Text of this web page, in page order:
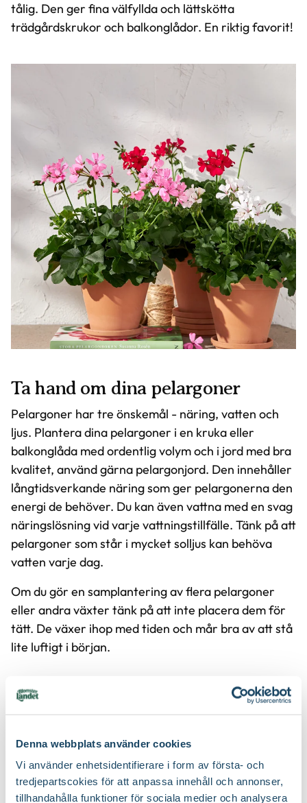
Denna webbplats använder cookies
Vi använder enhetsidentifierare i form av första- och
tredjepartscokies för att anpassa innehåll och annonser,
tillhandahålla funktioner för sociala medier och analysera
tålig. Den ger fina välfyllda och lättskötta
trädgårdskrukor och balkonglådor. En riktig favorit!
Ta hand om dina pelargoner
Pelargoner har tre önskemål - näring, vatten och
ljus. Plantera dina pelargoner i en kruka eller
balkonglåda med ordentlig volym och i jord med bra
kvalitet, använd gärna pelargonjord. Den innehåller
långtidsverkande näring som ger pelargonerna den
energi de behöver. Du kan även vattna med en svag
näringslösning vid varje vattningstillfälle. Tänk på att
pelargoner som står i mycket solljus kan behöva
vatten varje dag.
Om du gör en samplantering av flera pelargoner
eller andra växter tänk på att inte placera dem för
tätt. De växer ihop med tiden och mår bra av att stå
lite luftigt i början.